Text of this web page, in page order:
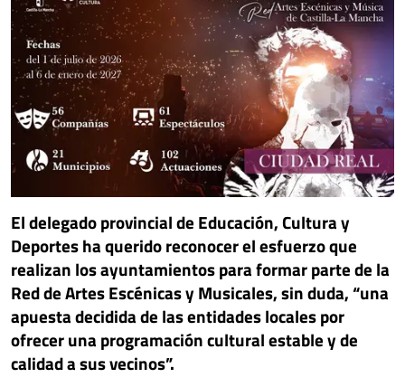
El delegado provincial de Educación, Cultura y
Deportes ha querido reconocer el esfuerzo que
realizan los ayuntamientos para formar parte de la
Red de Artes Escénicas y Musicales, sin duda, “una
apuesta decidida de las entidades locales por
ofrecer una programación cultural estable y de
calidad a sus vecinos”.